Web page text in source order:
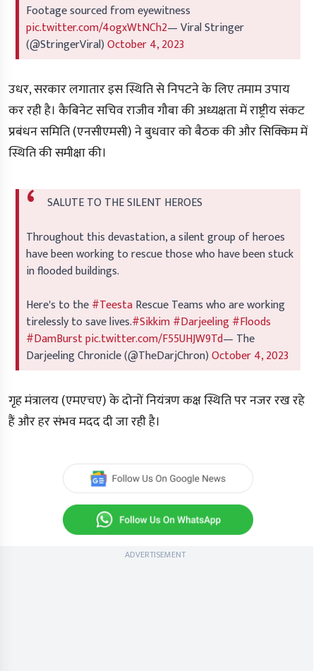
Footage sourced from eyewitness
pic.twitter.com/4ogxWtNCh2— Viral Stringer
(@StringerViral)October 4, 2023
उधर, सरकार लगातार इस स्थिति से निपटने के लिए तमाम उपाय
कर रही है। कैबिनेट सचिव राजीव गौबा की अध्यक्षता में राष्ट्रीय संकट
प्रबंधन समिति (एनसीएमसी) ने बुधवार को बैठक की और सिक्किम में
स्थिति की समीक्षा की।
SALUTE TO THE SILENT HEROES
Throughout this devastation, a silent group of heroes
have been working to rescue those who have been stuck
in flooded buildings.
Here's to the#TeestaRescue Teams who are working
tirelessly to save lives.#Sikkim#Darjeeling#Floods
#DamBurstpic.twitter.com/F55UHJW9Td— The
Darjeeling Chronicle (@TheDarjChron)October 4, 2023
गृह मंत्रालय (एमएचए) के दोनों नियंत्रण कक्ष स्थिति पर नजर रख रहे
हैं और हर संभव मदद दी जा रही है।
ADVERTISEMENT